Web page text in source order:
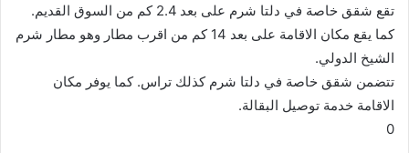
تقع شقق خاصة في دلتا شرم على بعد 2.4 كم من السوق القديم.
كما يقع مكان الاقامة على بعد 14 كم من اقرب مطار وهو مطار شرم
الشيخ الدولي.
تتضمن شقق خاصة في دلتا شرم كذلك تراس. كما يوفر مكان
الاقامة خدمة توصيل البقالة.
0